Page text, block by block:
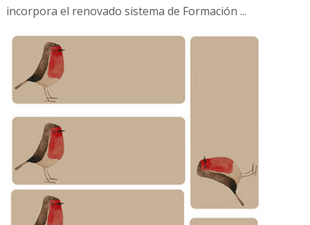
incorpora el renovado sistema de Formación ...